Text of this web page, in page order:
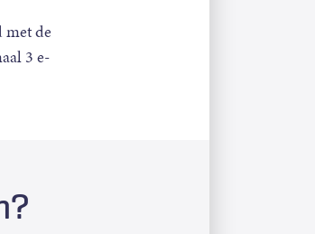
met de
3 e-